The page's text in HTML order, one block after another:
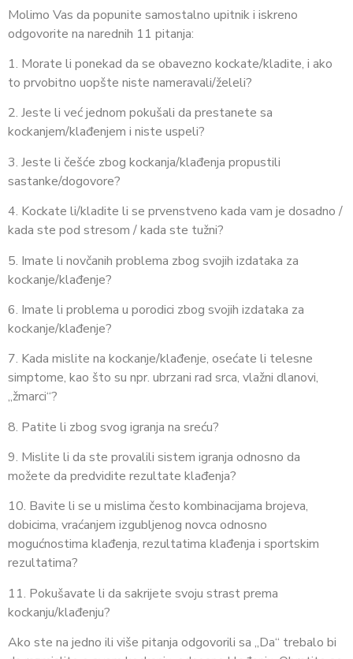
Molimo Vas da popunite samostalno upitnik i iskreno
odgovorite na narednih 11 pitanja:
1. Morate li ponekad da se obavezno kockate/kladite, i ako
to prvobitno uopšte niste nameravali/želeli?
2. Jeste li već jednom pokušali da prestanete sa
kockanjem/klađenjem i niste uspeli?
3. Jeste li češće zbog kockanja/klađenja propustili
sastanke/dogovore?
4. Kockate li/kladite li se prvenstveno kada vam je dosadno /
kada ste pod stresom / kada ste tužni?
5. Imate li novčanih problema zbog svojih izdataka za
kockanje/klađenje?
6. Imate li problema u porodici zbog svojih izdataka za
kockanje/klađenje?
7. Kada mislite na kockanje/klađenje, osećate li telesne
simptome, kao što su npr. ubrzani rad srca, vlažni dlanovi,
„žmarci“?
8. Patite li zbog svog igranja na sreću?
9. Mislite li da ste provalili sistem igranja odnosno da
možete da predvidite rezultate klađenja?
10. Bavite li se u mislima često kombinacijama brojeva,
dobicima, vraćanjem izgubljenog novca odnosno
mogućnostima klađenja, rezultatima klađenja i sportskim
rezultatima?
11. Pokušavate li da sakrijete svoju strast prema
kockanju/klađenju?
Ako ste na jedno ili više pitanja odgovorili sa „Da“ trebalo bi